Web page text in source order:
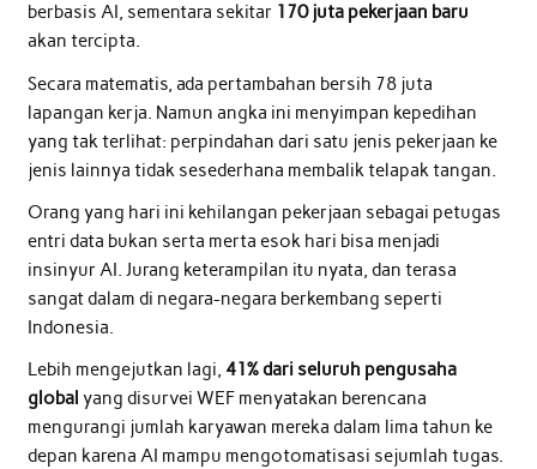
berbasis AI, sementara sekitar 170 juta pekerjaan baru
akan tercipta.
Secara matematis, ada pertambahan bersih 78 juta
lapangan kerja. Namun angka ini menyimpan kepedihan
yang tak terlihat: perpindahan dari satu jenis pekerjaan ke
jenis lainnya tidak sesederhana membalik telapak tangan.
Orang yang hari ini kehilangan pekerjaan sebagai petugas
entri data bukan serta merta esok hari bisa menjadi
insinyur AI. Jurang keterampilan itu nyata, dan terasa
sangat dalam di negara-negara berkembang seperti
Indonesia.
Lebih mengejutkan lagi, 41% dari seluruh pengusaha
global yang disurvei WEF menyatakan berencana
mengurangi jumlah karyawan mereka dalam lima tahun ke
depan karena AI mampu mengotomatisasi sejumlah tugas.